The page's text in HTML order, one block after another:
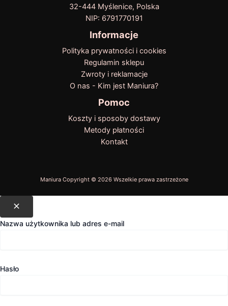
32-444 Myślenice, Polska
NIP: 6791770191
Informacje
Polityka prywatności i cookies
Regulamin sklepu
Zwroty i reklamacje
O nas - Kim jest Maniura?
Pomoc
Koszty i sposoby dostawy
Metody płatności
Kontakt
Nazwa użytkownika lub adres e-mail
Hasło